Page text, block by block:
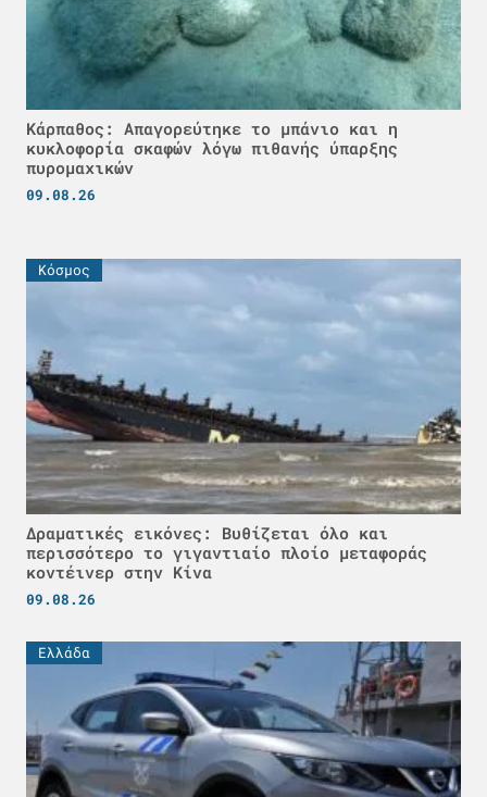
Κάρπαθος: Απαγορεύτηκε το μπάνιο και η
κυκλοφορία σκαφών λόγω πιθανής ύπαρξης
πυρομαχικών
09.08.26
Κόσμος
Δραματικές εικόνες: Βυθίζεται όλο και
περισσότερο το γιγαντιαίο πλοίο μεταφοράς
κοντέινερ στην Κίνα
09.08.26
Ελλάδα